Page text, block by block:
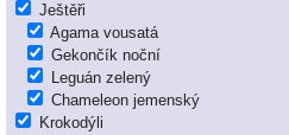
Ještěři
Agama vousatá
Gekončík noční
Leguán zelený
Chameleon jemenský
Krokodýli